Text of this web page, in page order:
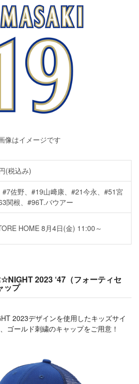
像はイメージです
(税込み)
#7佐野、#19山﨑康、#21今永、#51宮
関根、#96T.バウアー
HOME 8月4日(金) 11:00～
2023 ‘47（フォーティセ
ップ
2023デザインを使用したキッズサイ
ゴールド刺繍のキャップをご用意！